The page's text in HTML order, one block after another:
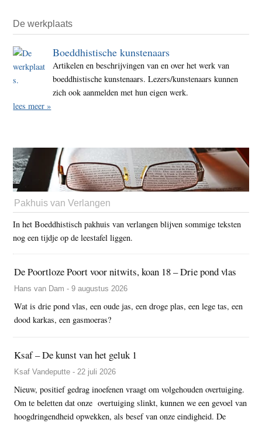
De werkplaats
Boeddhistische kunstenaars
Artikelen en beschrijvingen van en over het werk van
boeddhistische kunstenaars. Lezers/kunstenaars kunnen
zich ook aanmelden met hun eigen werk.
lees meer »
Pakhuis van Verlangen
In het Boeddhistisch pakhuis van verlangen blijven sommige teksten
nog een tijdje op de leestafel liggen.
De Poortloze Poort voor nitwits, koan 18 – Drie pond vlas
Hans van Dam - 9 augustus 2026
Wat is drie pond vlas, een oude jas, een droge plas, een lege tas, een
dood karkas, een gasmoeras?
Ksaf – De kunst van het geluk 1
Ksaf Vandeputte - 22 juli 2026
Nieuw, positief gedrag inoefenen vraagt om volgehouden overtuiging.
Om te beletten dat onze overtuiging slinkt, kunnen we een gevoel van
hoogdringendheid opwekken, als besef van onze eindigheid. De